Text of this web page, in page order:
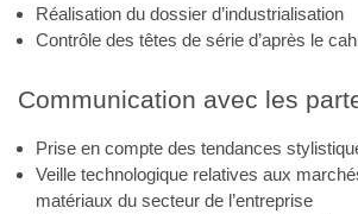
Réalisation du dossier d’industrialisation
Contrôle des têtes de série d’après le
Communication avec les
Prise en compte des tendances
Veille technologique relatives aux
matériaux du secteur de l’entreprise